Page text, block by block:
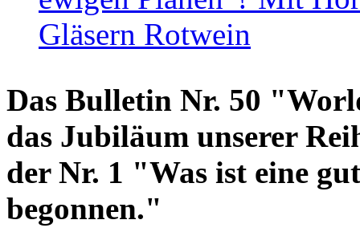
Gläsern Rotwein
Das Bulletin Nr. 50
das Jubiläum unserer
der Nr. 1 "Was ist eine
begonnen."